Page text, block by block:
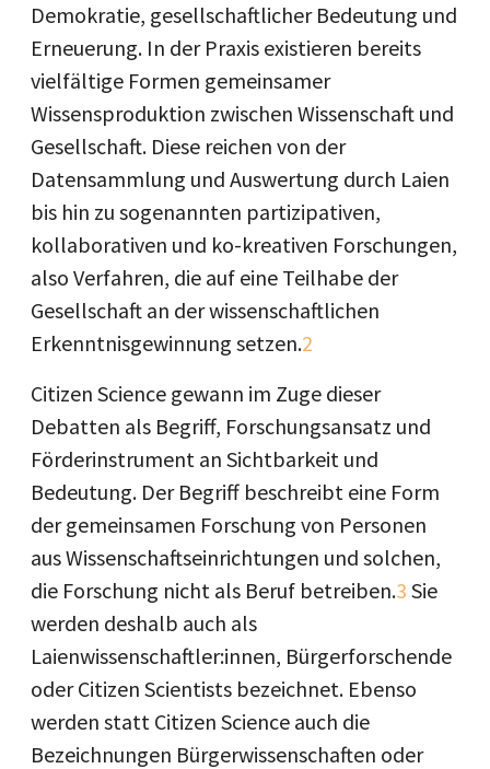
Demokratie, gesellschaftlicher Bedeutung und
Erneuerung. In der Praxis existieren bereits
vielfältige Formen gemeinsamer
Wissensproduktion zwischen Wissenschaft und
Gesellschaft. Diese reichen von der
Datensammlung und Auswertung durch Laien
bis hin zu sogenannten partizipativen,
kollaborativen und ko-kreativen Forschungen,
also Verfahren, die auf eine Teilhabe der
Gesellschaft an der wissenschaftlichen
Erkenntnisgewinnung setzen.2
Citizen Science gewann im Zuge dieser
Debatten als Begriff, Forschungsansatz und
Förderinstrument an Sichtbarkeit und
Bedeutung. Der Begriff beschreibt eine Form
der gemeinsamen Forschung von Personen
aus Wissenschaftseinrichtungen und solchen,
die Forschung nicht als Beruf betreiben.3 Sie
werden deshalb auch als
Laienwissenschaftler:innen, Bürgerforschende
oder Citizen Scientists bezeichnet. Ebenso
werden statt Citizen Science auch die
Bezeichnungen Bürgerwissenschaften oder